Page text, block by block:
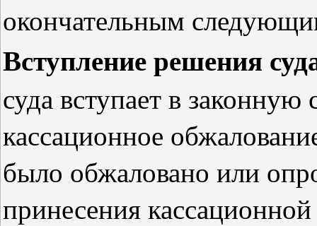
окончательным
Вступление решения
суда вступает в
кассационное
было обжаловано или
принесения